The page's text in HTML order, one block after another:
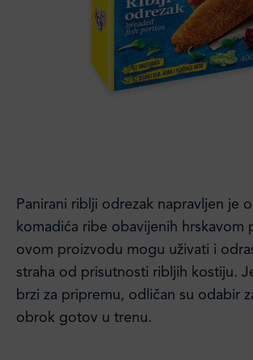
Panirani riblji odrezak napravljen je
komadića ribe obavijenih hrskavom
ovom proizvodu mogu uživati i
straha od prisutnosti ribljih kostiju.
brzi za pripremu, odličan su odabir
obrok gotov u trenu.